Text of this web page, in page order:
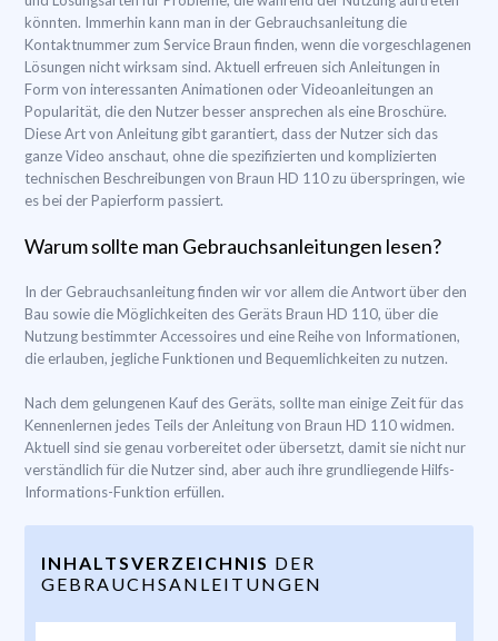
könnten. Immerhin kann man in der Gebrauchsanleitung die
Kontaktnummer zum Service Braun finden, wenn die vorgeschlagenen
Lösungen nicht wirksam sind. Aktuell erfreuen sich Anleitungen in
Form von interessanten Animationen oder Videoanleitungen an
Popularität, die den Nutzer besser ansprechen als eine Broschüre.
Diese Art von Anleitung gibt garantiert, dass der Nutzer sich das
ganze Video anschaut, ohne die spezifizierten und komplizierten
technischen Beschreibungen von Braun HD 110 zu überspringen, wie
es bei der Papierform passiert.
Warum sollte man Gebrauchsanleitungen lesen?
In der Gebrauchsanleitung finden wir vor allem die Antwort über den
Bau sowie die Möglichkeiten des Geräts Braun HD 110, über die
Nutzung bestimmter Accessoires und eine Reihe von Informationen,
die erlauben, jegliche Funktionen und Bequemlichkeiten zu nutzen.
Nach dem gelungenen Kauf des Geräts, sollte man einige Zeit für das
Kennenlernen jedes Teils der Anleitung von Braun HD 110 widmen.
Aktuell sind sie genau vorbereitet oder übersetzt, damit sie nicht nur
verständlich für die Nutzer sind, aber auch ihre grundliegende Hilfs-
Informations-Funktion erfüllen.
INHALTSVERZEICHNIS DER
GEBRAUCHSANLEITUNGEN